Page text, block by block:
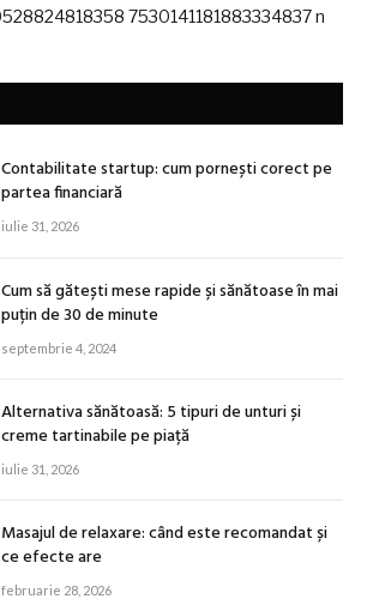
Contabilitate startup: cum pornești corect pe
partea financiară
iulie 31, 2026
Cum să gătești mese rapide și sănătoase în mai
puțin de 30 de minute
septembrie 4, 2024
Alternativa sănătoasă: 5 tipuri de unturi și
creme tartinabile pe piață
iulie 31, 2026
Masajul de relaxare: când este recomandat și
ce efecte are
februarie 28, 2026